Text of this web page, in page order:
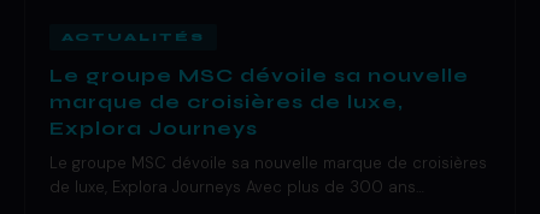
ACTUALITÉS
Le groupe MSC dévoile sa nouvelle
marque de croisières de luxe,
Explora Journeys
Le groupe MSC dévoile sa nouvelle marque de croisières
de luxe, Explora Journeys Avec plus de 300 ans…